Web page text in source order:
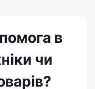
в
чи